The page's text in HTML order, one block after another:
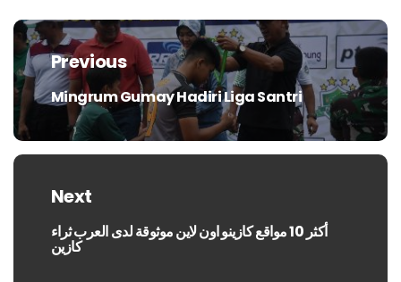
Navigasi
posPrevious
Previous
post:
Mingrum Gumay Hadiri Liga Santri
Next
Next
post:
أكثر 10 مواقع كازينو اون لاين موثوقة لدى العرب ثراء
كازين